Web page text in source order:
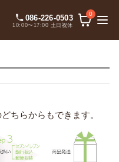
086-226-0503
10:00〜17:00 土日祝休
0
ちらからもできます。